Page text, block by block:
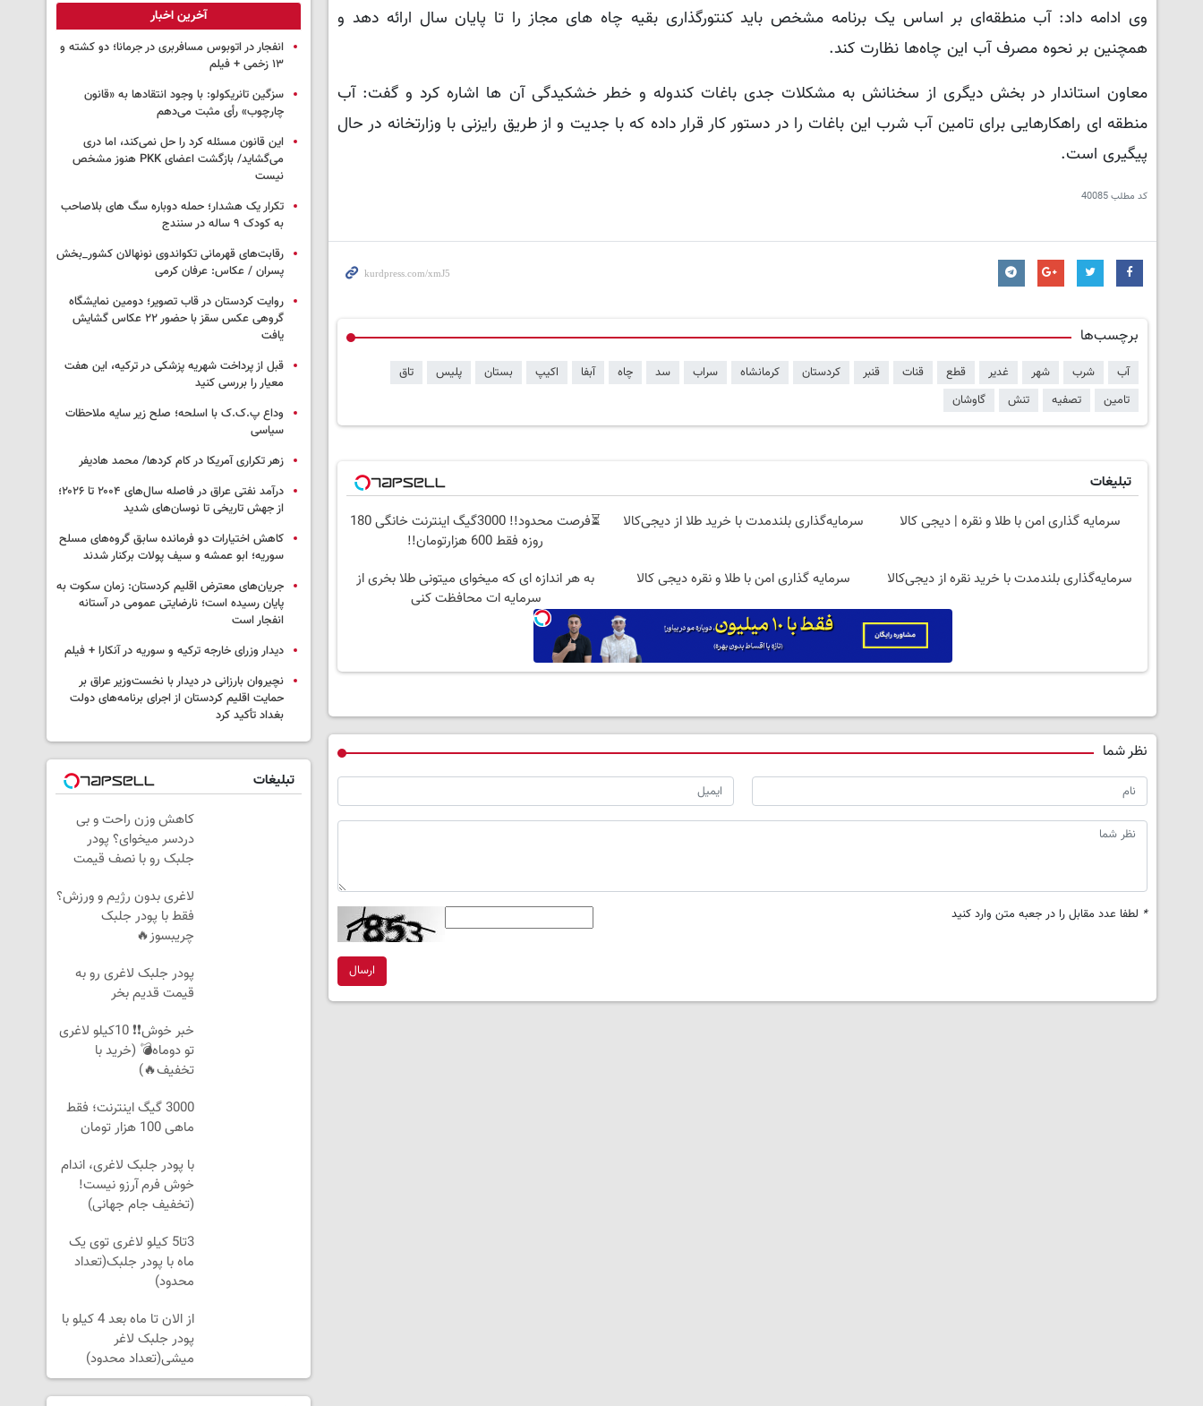
وی ادامه داد: آب منطقه‌ای بر اساس یک برنامه مشخص باید کنتورگذاری بقیه چاه های مجاز را تا پایان سال ارائه دهد و
همچنین بر نحوه مصرف آب این چاه‌ها نظارت کند‌.
معاون استاندار در بخش دیگری از سخنانش به مشکلات جدی باغات کندوله و خطر خشکیدگی آن ها اشاره کرد و گفت: آب
منطقه ای راهکارهایی برای تامین آب شرب این باغات را در دستور کار قرار داده که با جدیت و از طریق رایزنی با وزارتخانه در حال
پیگیری است.
کد مطلب40085
برچسب‌ها
آب شرب شهر غدیر قطع قنات قنبر کردستان کرمانشاه سراب سد چاه آبفا اکیپ بستان پلیس
تاق
تامین
تصفیه تنش گاوشان
تبلیغات
سرمایه گذاری امن با طلا و نقره | دیجی کالا
سرمایه‌گذاری بلندمدت با خرید طلا از دیجی‌کالا
⏳فرصت محدود!! 3000گیگ اینترنت خانگی 180
روزه فقط 600 هزارتومان!!
سرمایه‌گذاری بلندمدت با خرید نقره از دیجی‌کالا
سرمایه گذاری امن با طلا و نقره دیجی کالا
به هر اندازه ای که میخوای میتونی طلا بخری از
سرمایه ات محافظت کنی
نظر شما
* لطفا عدد مقابل را در جعبه متن وارد کنید
ارسال
آخرین اخبار
انفجار در اتوبوس مسافربری در جرمانا؛ دو کشته و
۱۳ زخمی + فیلم
سزگین تانریکولو: با وجود انتقادها به «قانون
چارچوب» رأی مثبت می‌دهم
این قانون مسئله کرد را حل نمی‌کند، اما دری
می‌گشاید/ بازگشت اعضای PKK هنوز مشخص
نیست
تکرار یک هشدار؛ حمله دوباره سگ های بلاصاحب
به کودک ۹ ساله در سنندج
رقابت‌های قهرمانی تکواندوی نونهالان کشور_بخش
پسران / عکاس: عرفان کرمی
روایت کردستان در قاب تصویر؛ دومین نمایشگاه
گروهی عکس سقز با حضور ۲۲ عکاس گشایش
یافت
قبل از پرداخت شهریه پزشکی در ترکیه، این هفت
معیار را بررسی کنید
وداع پ.ک.ک با اسلحه؛ صلح زیر سایه ملاحظات
سیاسی
زهر تکراری آمریکا در کام کردها/ محمد هادیفر
درآمد نفتی عراق در فاصله سال‌های ۲۰۰۴ تا ۲۰۲۶؛
از جهش تاریخی تا نوسان‌های شدید
کاهش اختیارات دو فرمانده سابق گروه‌های مسلح
سوریه؛ ابو عمشه و سیف پولات برکنار شدند
جریان‌های معترض اقلیم کردستان: زمان سکوت به
پایان رسیده است؛ نارضایتی عمومی در آستانه
انفجار است
دیدار وزرای خارجه ترکیه و سوریه در آنکارا + فیلم
نچیروان بارزانی در دیدار با نخست‌وزیر عراق بر
حمایت اقلیم کردستان از اجرای برنامه‌های دولت
بغداد تأکید کرد
تبلیغات
کاهش وزن راحت و بی
دردسر میخوای؟ پودر
جلبک رو با نصف قیمت
لاغری بدون رژیم و ورزش؟
فقط با پودر جلبک
چریبسوز🔥
پودر جلبک لاغری رو به
قیمت قدیم بخر
خبر خوش❗❗ 10کیلو لاغری
تو دوماه💣 (خرید با
تخفیف🔥)
3000 گیگ اینترنت؛ فقط
ماهی 100 هزار تومان
با پودر جلبک لاغری، اندام
خوش فرم آرزو نیست!
(تخفیف جام جهانی)
3تا5 کیلو لاغری توی یک
ماه با پودر جلبک(تعداد
محدود)
از الان تا ماه بعد 4 کیلو با
پودر جلبک لاغر
میشی(تعداد محدود)